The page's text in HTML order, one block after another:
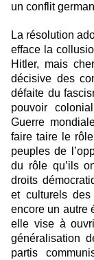
un conflit
La résolution
efface la
Hitler, mais
décisive des
défaite du
pouvoir
Guerre
faire taire le
peuples de
du rôle qu’ils
droits
et culturels
encore un autre
elle vise à
généralisation
partis